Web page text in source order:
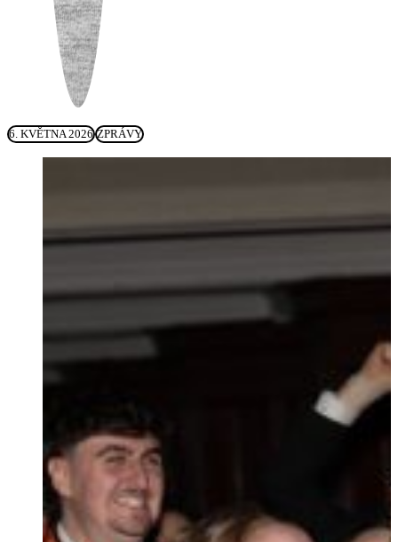
6. KVĚTNA 2026 ZPRÁVY